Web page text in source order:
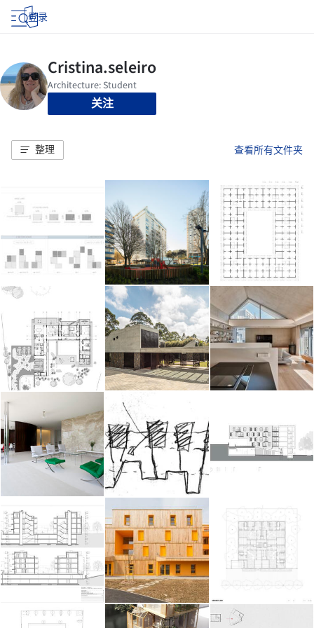
登录
关注
整理 查看所有文件夹